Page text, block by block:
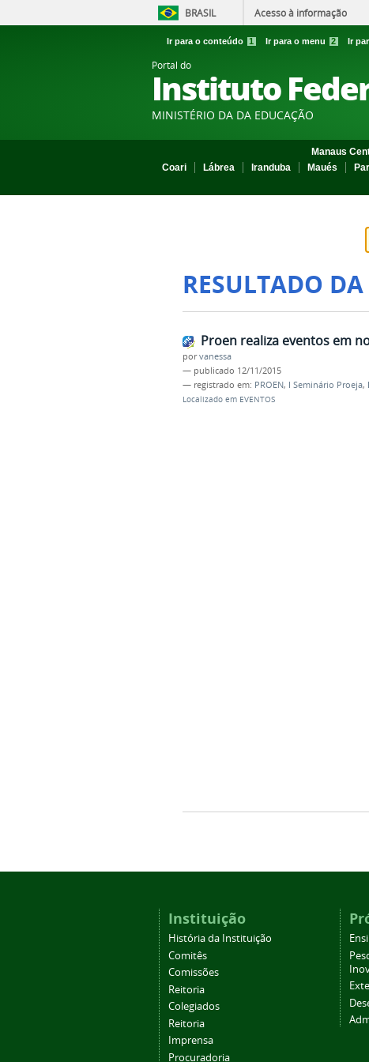
BRASIL Acesso à informação
Ir para o conteúdo 1 Ir para o menu 2 Ir
Portal do
Instituto
MINISTÉRIO DA DA EDUCAÇÃO
Manaus
Coari
Lábrea Iranduba Maués
RESULTADO
Proen realiza eventos em
porvanessa
— publicado 12/11/2015
— registrado em: PROEN, I Seminário Proeja,
Localizado em EVENTOS
Instituição
História da Instituição
Comitês
Comissões
Reitoria
Colegiados
Reitoria
Imprensa
Procuradoria